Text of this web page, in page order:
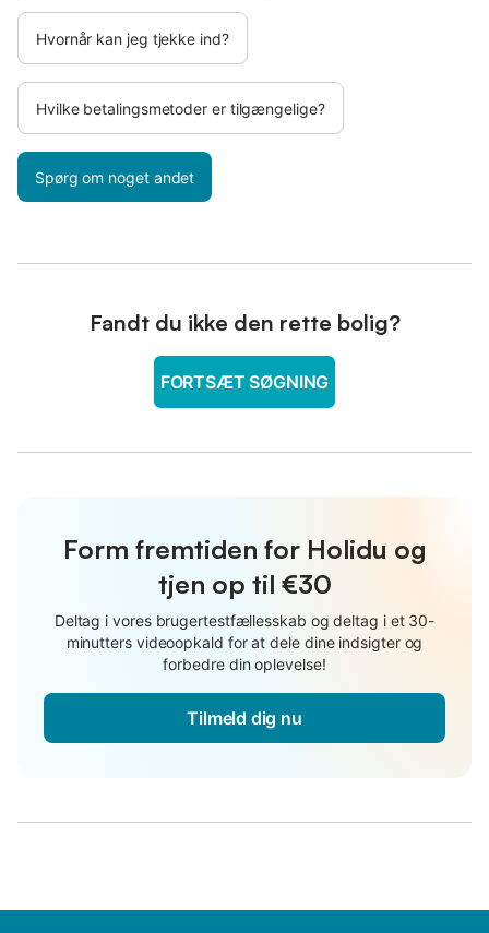
Hvornår kan jeg tjekke ind?
Hvilke betalingsmetoder er tilgængelige?
Spørg om noget andet
Fandt du ikke den rette bolig?
FORTSÆT SØGNING
Form fremtiden for Holidu og
tjen op til €30
Deltag i vores brugertestfællesskab og deltag i et 30-
minutters videoopkald for at dele dine indsigter og
forbedre din oplevelse!
Tilmeld dig nu